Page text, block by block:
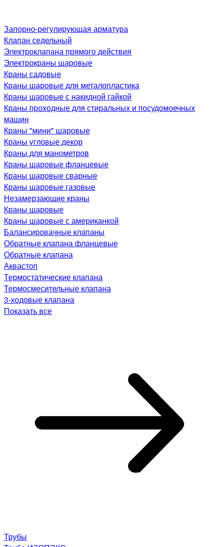
Запорно-регулирующая арматура
Клапан седельный
Электроклапана прямого действия
Электрокраны шаровые
Краны садовые
Краны шаровые для металопластика
Краны шаровые с накидной гайкой
Краны проходные для стиральных и посудомоечных
машин
Краны "мини" шаровые
Краны угловые декор
Краны для манометров
Краны шаровые фланцевые
Краны шаровые сварные
Краны шаровые газовые
Незамерзающие краны
Краны шаровые
Краны шаровые с американкой
Балансировачные клапаны
Обратные клапана фланцевые
Обратные клапана
Аквастоп
Термостатические клапана
Термосмесительные клапана
3-ходовые клапана
Показать все
Трубы